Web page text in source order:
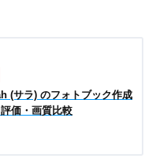
(サラ) のフォトブック作成
価・画質比較